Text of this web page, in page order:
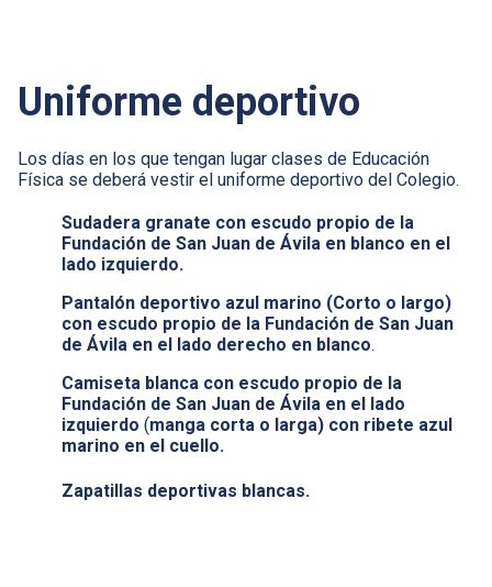
Uniforme deportivo
Los días en los que tengan lugar clases de Educación
Física se deberá vestir el uniforme deportivo del Colegio.
Sudadera granate con escudo propio de la
Fundación de San Juan de Ávila en blanco en el
lado izquierdo.
Pantalón deportivo azul marino (Corto o largo)
con escudo propio de la Fundación de San Juan
de Ávila en el lado derecho en blanco.
Camiseta blanca con escudo propio de la
Fundación de San Juan de Ávila en el lado
izquierdo (manga corta o larga) con ribete azul
marino en el cuello.
Zapatillas deportivas blancas.